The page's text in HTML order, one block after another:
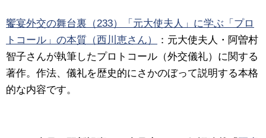
饗宴外交の舞台裏（233）「元大使夫人」に学ぶ「プロ
トコール」の本質（西川恵さん）
： 元大使夫人・阿曽村
智子さんが執筆したプロトコール（外交儀礼）に関する
著作。作法、儀礼を歴史的にさかのぼって説明する本格
的な内容です。